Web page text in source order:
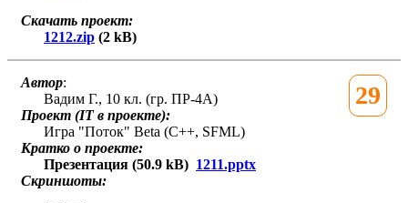
Скачать проект:
1212.zip (2 kB)
29
Автор:
Вадим Г., 10 кл. (гр. ПР-4А)
Проект (IT в проекте):
Игра "Поток" Beta (C++, SFML)
Кратко о проекте:
Презентация (50.9 kB) 1211.pptx
Скриншоты: